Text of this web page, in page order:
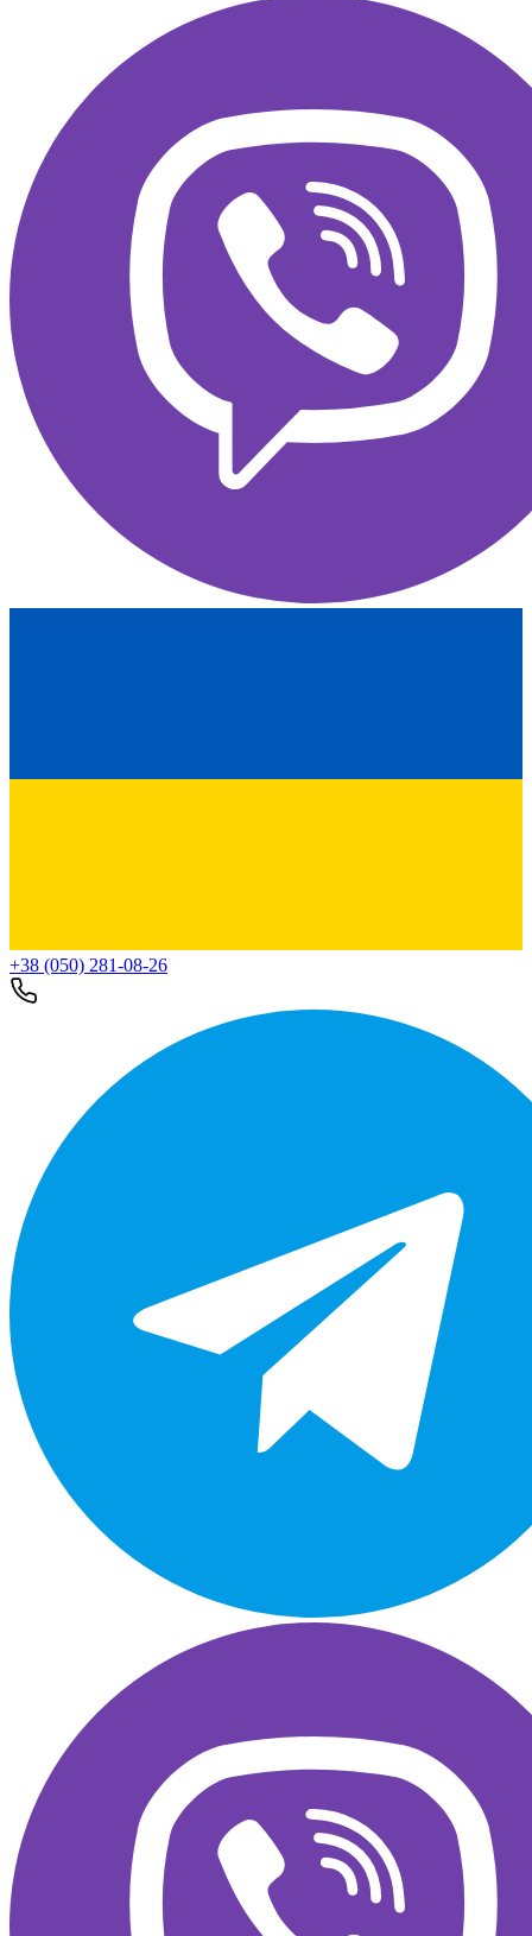
+38 (050) 281-08-26